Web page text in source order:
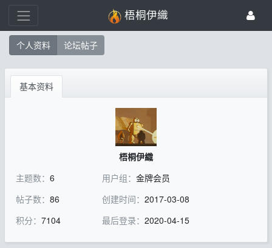
梧桐伊織
个人资料 论坛帖子
基本资料
梧桐伊織
主题数： 6
帖子数： 86
积分： 7104
用户组： 金牌会员
创建时间： 2017-03-08
最后登录： 2020-04-15